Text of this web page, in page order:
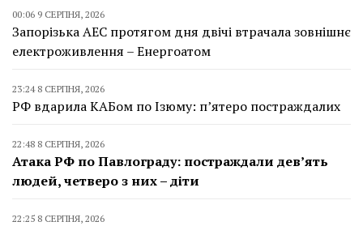
00:06 9 СЕРПНЯ, 2026
Запорізька АЕС протягом дня двічі втрачала зовнішнє
електроживлення – Енергоатом
23:24 8 СЕРПНЯ, 2026
РФ вдарила КАБом по Ізюму: п’ятеро постраждалих
22:48 8 СЕРПНЯ, 2026
Атака РФ по Павлограду: постраждали дев’ять
людей, четверо з них – діти
22:25 8 СЕРПНЯ, 2026